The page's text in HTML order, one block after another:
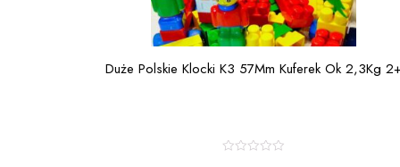
Duże Polskie Klocki K3 57Mm Kuferek Ok 2,3Kg 2+